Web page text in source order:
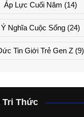
Áp Lực Cuối Năm (14)
Ý Nghĩa Cuộc Sống(24)
Tin Giới Trẻ Gen Z(9)
Tri Thức